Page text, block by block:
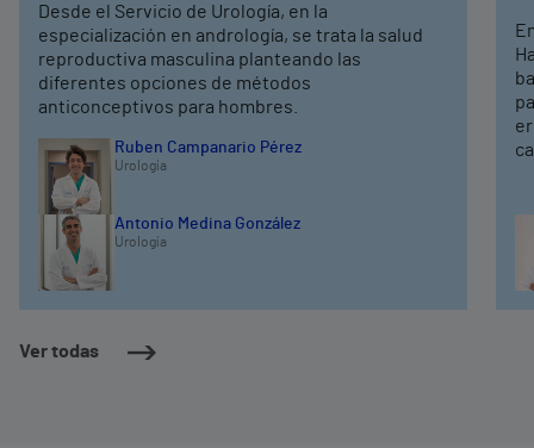
Ver todas
Desde el Servicio de Urología, en la
especialización en andrología, se trata la salud
reproductiva masculina planteando las
diferentes opciones de métodos
anticonceptivos para hombres.
Ruben Campanario Pérez
Urología
Antonio Medina González
Urología